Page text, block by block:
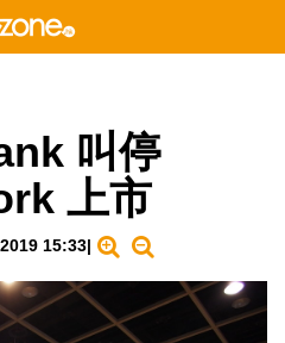
叫停
上市
15:33|